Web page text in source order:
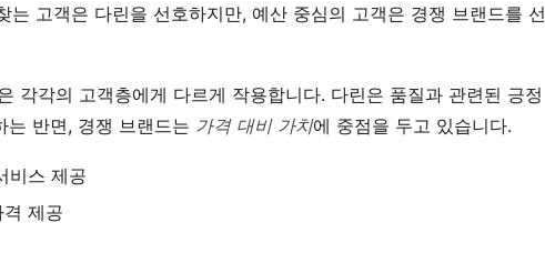
는 고객은 다린을 선호하지만, 예산 중심의 고객은 경쟁 브랜드를 선
각각의 고객층에게 다르게 작용합니다. 다린은 품질과 관련된 긍정
는 반면, 경쟁 브랜드는 가격 대비 가치에 중점을 두고 있습니다.
비스 제공
제공